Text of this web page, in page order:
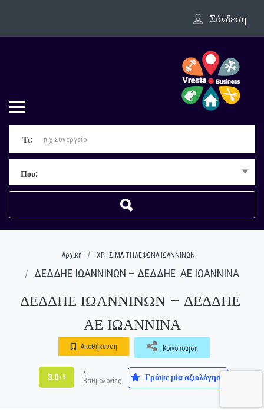
Σύνδεση
Τι;
Που;
Αρχική ΧΡΗΣΙΜΑ ΤΗΛΕΦΩΝΑ ΙΩΑΝΝΙΝΩΝ
ΔΕΔΔΗΕ ΙΩΑΝΝΙΝΩΝ – ΔΕΔΔΗΕ ΑΕ ΙΩΑΝΝΙΝΑ
ΔΕΔΔΗΕ ΙΩΑΝΝΙΝΩΝ – ΔΕΔΔΗΕ
ΑΕ ΙΩΑΝΝΙΝΑ
Αποθήκευση Κοινοποίηση
3.0/ 5 4
Βαθμολογίες Γράψε μία αξιολόγηση